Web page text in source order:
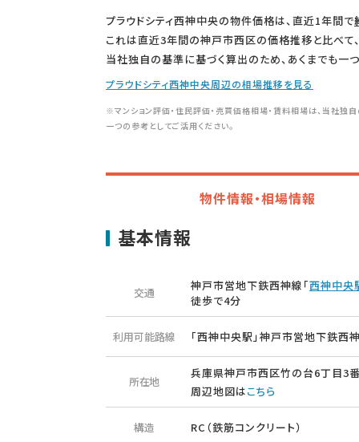
プラウドシティ西神中央の物件価格は、直近1年間で
これは直近3年間の神戸市西区の価格推移と比べて
当社独自の基準に基づく算出のため、あくまでも一
プラウドシティ西神中央周辺の相場推移を見る
※マンション評価・住民評価・売買価格相場・賃料相場は、当社独
一つの参考としてご活用ください。
物件情報・相場情報
基本情報
交通 神戸市営地下鉄西神線「西神中央
徒歩で4分
利用可能路線 「西神中央駅」神戸市営地下鉄西
所在地
兵庫県神戸市西区竹の台6丁目3
周辺地図はこちら
構造 RC（鉄筋コンクリート）